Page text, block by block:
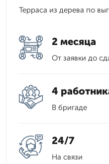
Терраса из дерева по
2 месяца
От заявки до
4
В бригаде
24/7
На связи